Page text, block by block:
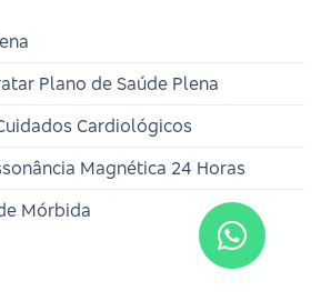
Plano de Saúde Plena
Cardiológicos
Magnética 24 Horas
Mórbida